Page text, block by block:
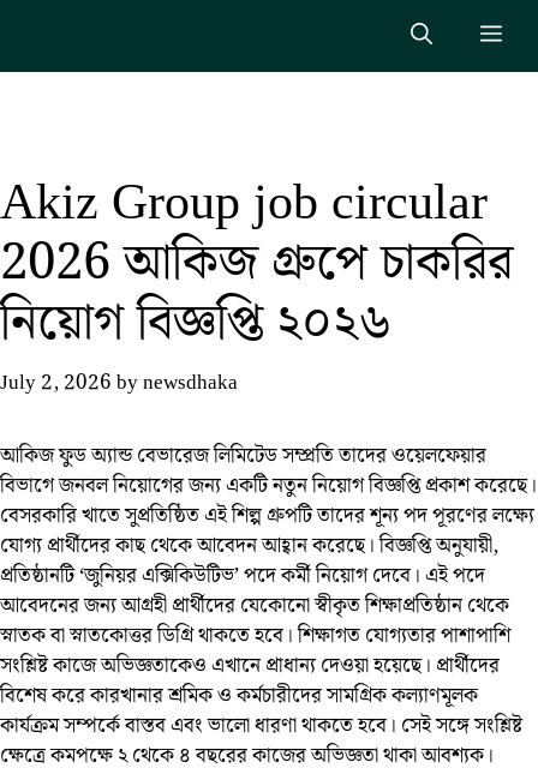
content
Akiz Group job circular
2026 আকিজ গ্রুপে চাকরির
নিয়োগ বিজ্ঞপ্তি ২০২৬
July 2, 2026bynewsdhaka
আকিজ ফুড অ্যান্ড বেভারেজ লিমিটেড সম্প্রতি তাদের ওয়েলফেয়ার
বিভাগে জনবল নিয়োগের জন্য একটি নতুন নিয়োগ বিজ্ঞপ্তি প্রকাশ করেছে।
বেসরকারি খাতে সুপ্রতিষ্ঠিত এই শিল্প গ্রুপটি তাদের শূন্য পদ পূরণের লক্ষ্যে
যোগ্য প্রার্থীদের কাছ থেকে আবেদন আহ্বান করেছে। বিজ্ঞপ্তি অনুযায়ী,
প্রতিষ্ঠানটি ‘জুনিয়র এক্সিকিউটিভ’ পদে কর্মী নিয়োগ দেবে। এই পদে
আবেদনের জন্য আগ্রহী প্রার্থীদের যেকোনো স্বীকৃত শিক্ষাপ্রতিষ্ঠান থেকে
স্নাতক বা স্নাতকোত্তর ডিগ্রি থাকতে হবে। শিক্ষাগত যোগ্যতার পাশাপাশি
সংশ্লিষ্ট কাজে অভিজ্ঞতাকেও এখানে প্রাধান্য দেওয়া হয়েছে। প্রার্থীদের
বিশেষ করে কারখানার শ্রমিক ও কর্মচারীদের সামগ্রিক কল্যাণমূলক
কার্যক্রম সম্পর্কে বাস্তব এবং ভালো ধারণা থাকতে হবে। সেই সঙ্গে সংশ্লিষ্ট
ক্ষেত্রে কমপক্ষে ২ থেকে ৪ বছরের কাজের অভিজ্ঞতা থাকা আবশ্যক।